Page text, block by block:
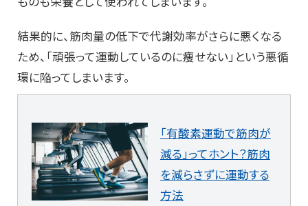
結果的に、筋肉量の低下で代謝効率がさらに悪くなる
ため、「頑張って運動しているのに痩せない」という悪循
環に陥ってしまいます。
「有酸素運動で筋肉が
減る」ってホント？筋肉
を減らさずに運動する
方法